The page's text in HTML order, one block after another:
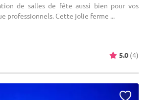
de salles de fête aussi bien pour vos
professionnels. Cette jolie ferme ...
5.0 (4)